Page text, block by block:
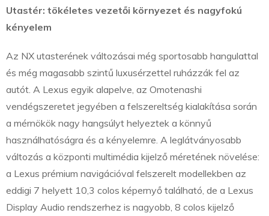
Utastér: tökéletes vezetői környezet és nagyfokú
kényelem
Az NX utasterének változásai még sportosabb hangulattal
és még magasabb szintű luxusérzettel ruházzák fel az
autót. A Lexus egyik alapelve, az Omotenashi
vendégszeretet jegyében a felszereltség kialakítása során
a mérnökök nagy hangsúlyt helyeztek a könnyű
használhatóságra és a kényelemre. A leglátványosabb
változás a központi multimédia kijelző méretének növelése:
a Lexus prémium navigációval felszerelt modellekben az
eddigi 7 helyett 10,3 colos képernyő található, de a Lexus
Display Audio rendszerhez is nagyobb, 8 colos kijelző